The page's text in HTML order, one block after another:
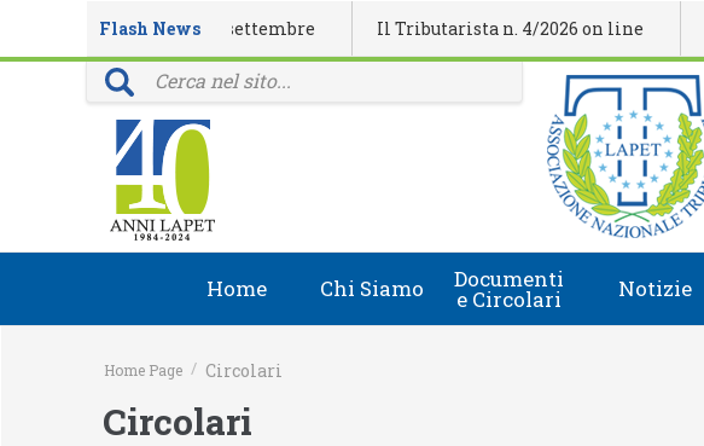
Home Chi Siamo Documenti
e Circolari Notizie
Circolari
Home Page / Circolari
Flash News
formativi di settembre Il Tributarista n. 4/2026 on line
40 anni della rivista Il Tributarista